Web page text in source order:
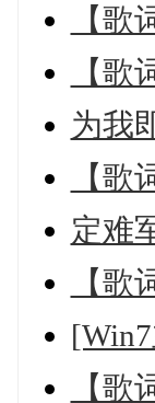
【
【
为我
【
定难
【
【